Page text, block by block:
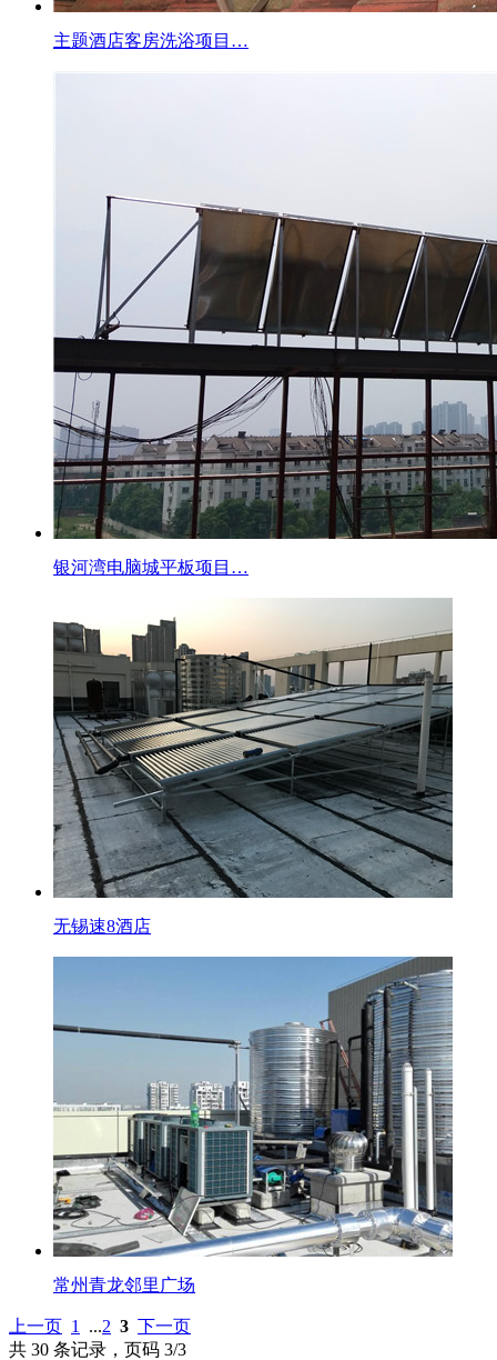
主题酒店客房洗浴项目…
银河湾电脑城平板项目…
无锡速8酒店
常州青龙邻里广场
上一页 1 ...2 3 下一页
共 30 条记录，页码 3/3